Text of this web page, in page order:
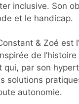
inclusive. Son
et le handicap.
& Zoé est
de
qui, par son
solutions
autonomie.